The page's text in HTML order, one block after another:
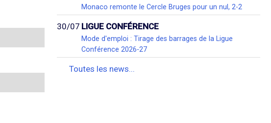
Monaco remonte le Cercle Bruges pour un nul, 2-2
30/07 LIGUE CONFÉRENCE
Mode d'emploi : Tirage des barrages de la Ligue
Conférence 2026-27
Toutes les news...